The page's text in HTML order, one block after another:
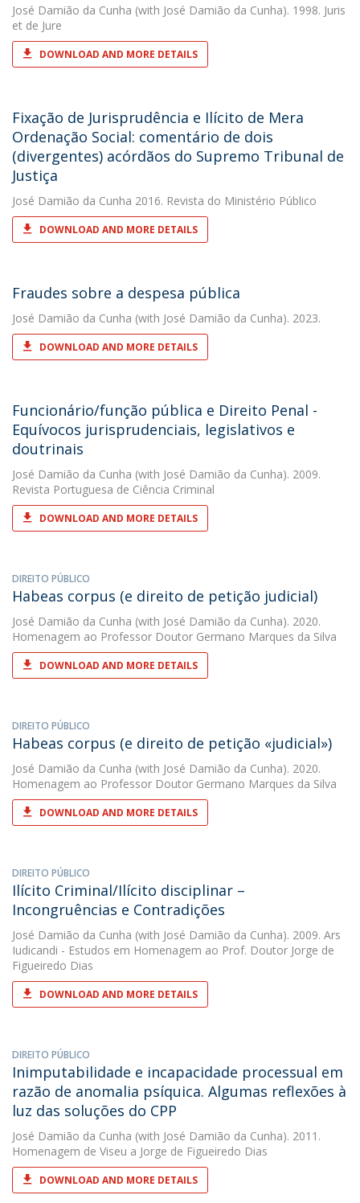
José Damião da Cunha (with José Damião da Cunha). 1998. Juris
et de Jure
DOWNLOAD AND MORE DETAILS
Fixação de Jurisprudência e Ilícito de Mera
Ordenação Social: comentário de dois
(divergentes) acórdãos do Supremo Tribunal de
Justiça
José Damião da Cunha 2016. Revista do Ministério Público
DOWNLOAD AND MORE DETAILS
Fraudes sobre a despesa pública
José Damião da Cunha (with José Damião da Cunha). 2023.
DOWNLOAD AND MORE DETAILS
Funcionário/função pública e Direito Penal -
Equívocos jurisprudenciais, legislativos e
doutrinais
José Damião da Cunha (with José Damião da Cunha). 2009.
Revista Portuguesa de Ciência Criminal
DOWNLOAD AND MORE DETAILS
DIREITO PÚBLICO
Habeas corpus (e direito de petição judicial)
José Damião da Cunha (with José Damião da Cunha). 2020.
Homenagem ao Professor Doutor Germano Marques da Silva
DOWNLOAD AND MORE DETAILS
DIREITO PÚBLICO
Habeas corpus (e direito de petição «judicial»)
José Damião da Cunha (with José Damião da Cunha). 2020.
Homenagem ao Professor Doutor Germano Marques da Silva
DOWNLOAD AND MORE DETAILS
DIREITO PÚBLICO
Ilícito Criminal/Ilícito disciplinar –
Incongruências e Contradições
José Damião da Cunha (with José Damião da Cunha). 2009. Ars
Iudicandi - Estudos em Homenagem ao Prof. Doutor Jorge de
Figueiredo Dias
DOWNLOAD AND MORE DETAILS
DIREITO PÚBLICO
Inimputabilidade e incapacidade processual em
razão de anomalia psíquica. Algumas reflexões à
luz das soluções do CPP
José Damião da Cunha (with José Damião da Cunha). 2011.
Homenagem de Viseu a Jorge de Figueiredo Dias
DOWNLOAD AND MORE DETAILS